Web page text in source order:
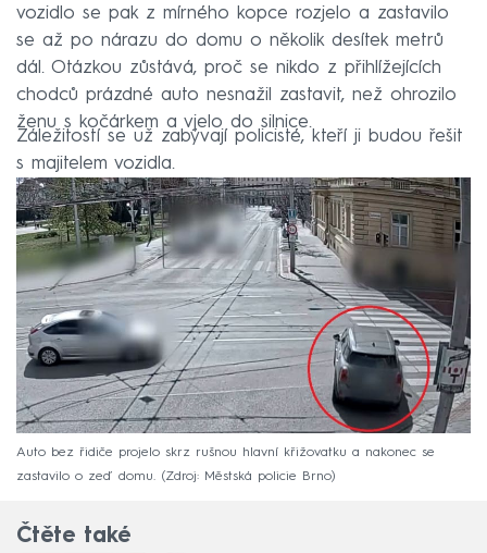
vozidlo se pak z mírného kopce rozjelo a zastavilo
se až po nárazu do domu o několik desítek metrů
dál. Otázkou zůstává, proč se nikdo z přihlížejících
chodců prázdné auto nesnažil zastavit, než ohrozilo
ženu s kočárkem a vjelo do silnice.
Záležitostí se už zabývají policisté, kteří ji budou řešit
s majitelem vozidla.
Auto bez řidiče projelo skrz rušnou hlavní křižovatku a nakonec se
zastavilo o zeď domu.
Zdroj: Městská policie Brno
Čtěte také